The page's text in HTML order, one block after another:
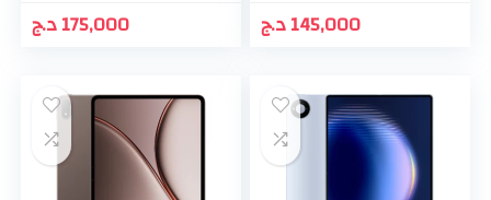
175,000د.ج 145,000د.ج